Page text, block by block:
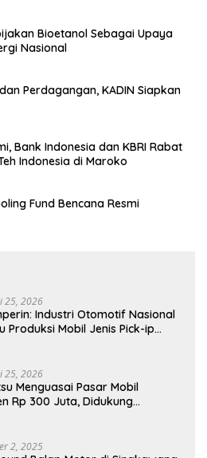
Bioetanol Sebagai Upaya
Nasional
Perdagangan, KADIN Siapkan
Bank Indonesia dan KBRI Rabat
Indonesia di Maroko
Fund Bencana Resmi
25, 2026
Industri Otomotif Nasional
Produksi Mobil Jenis Pick-ip
25, 2026
Menguasai Pasar Mobil
Rp 300 Juta, Didukung
2, 2025